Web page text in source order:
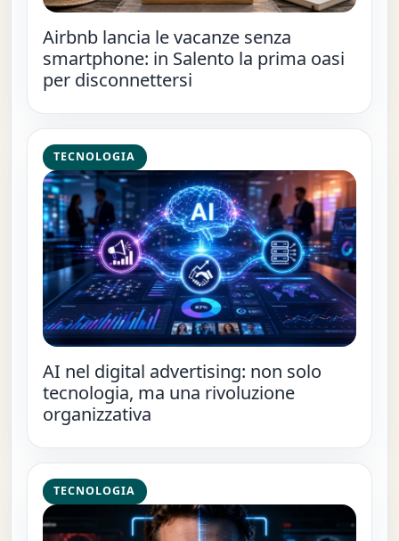
Airbnb lancia le vacanze senza
smartphone: in Salento la prima oasi
per disconnettersi
TECNOLOGIA
AI nel digital advertising: non solo
tecnologia, ma una rivoluzione
organizzativa
TECNOLOGIA